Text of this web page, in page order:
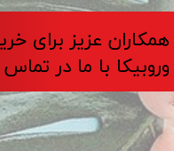
​​​همکاران عزیز برای
وروبیکا با ما در تماس باشند .